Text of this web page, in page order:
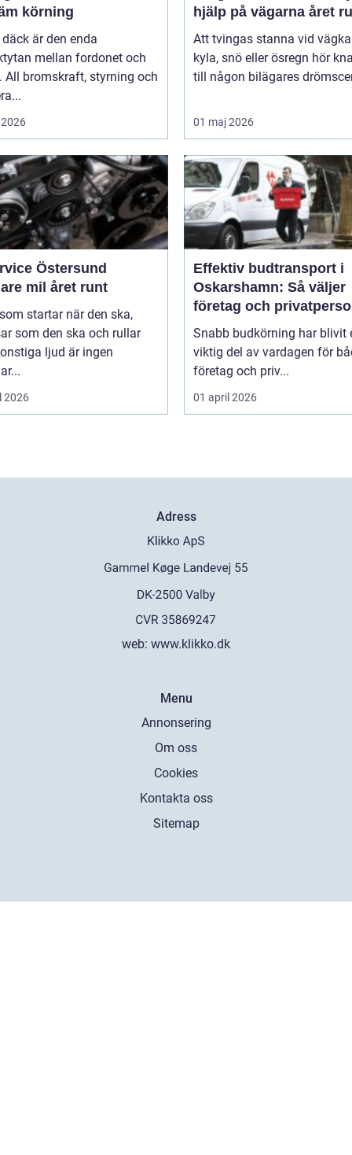
körning
är den enda
mellan fordonet och
All bromskraft, styrning och
hjälp på vägarna året
Att tvingas stanna vid
kyla, snö eller ösregn hör
till någon bilägares
01 maj 2026
Östersund
mil året runt
startar när den ska,
som den ska och rullar
ljud är ingen
2026
Effektiv budtransport i
Oskarshamn: Så väljer
företag och
rätt lösning
Snabb budkörning har blivit
viktig del av vardagen för
företag och priv...
01 april 2026
Adress
web: www.klikko.dk
Menu
Annonsering
Om oss
Cookies
Kontakta oss
Sitemap